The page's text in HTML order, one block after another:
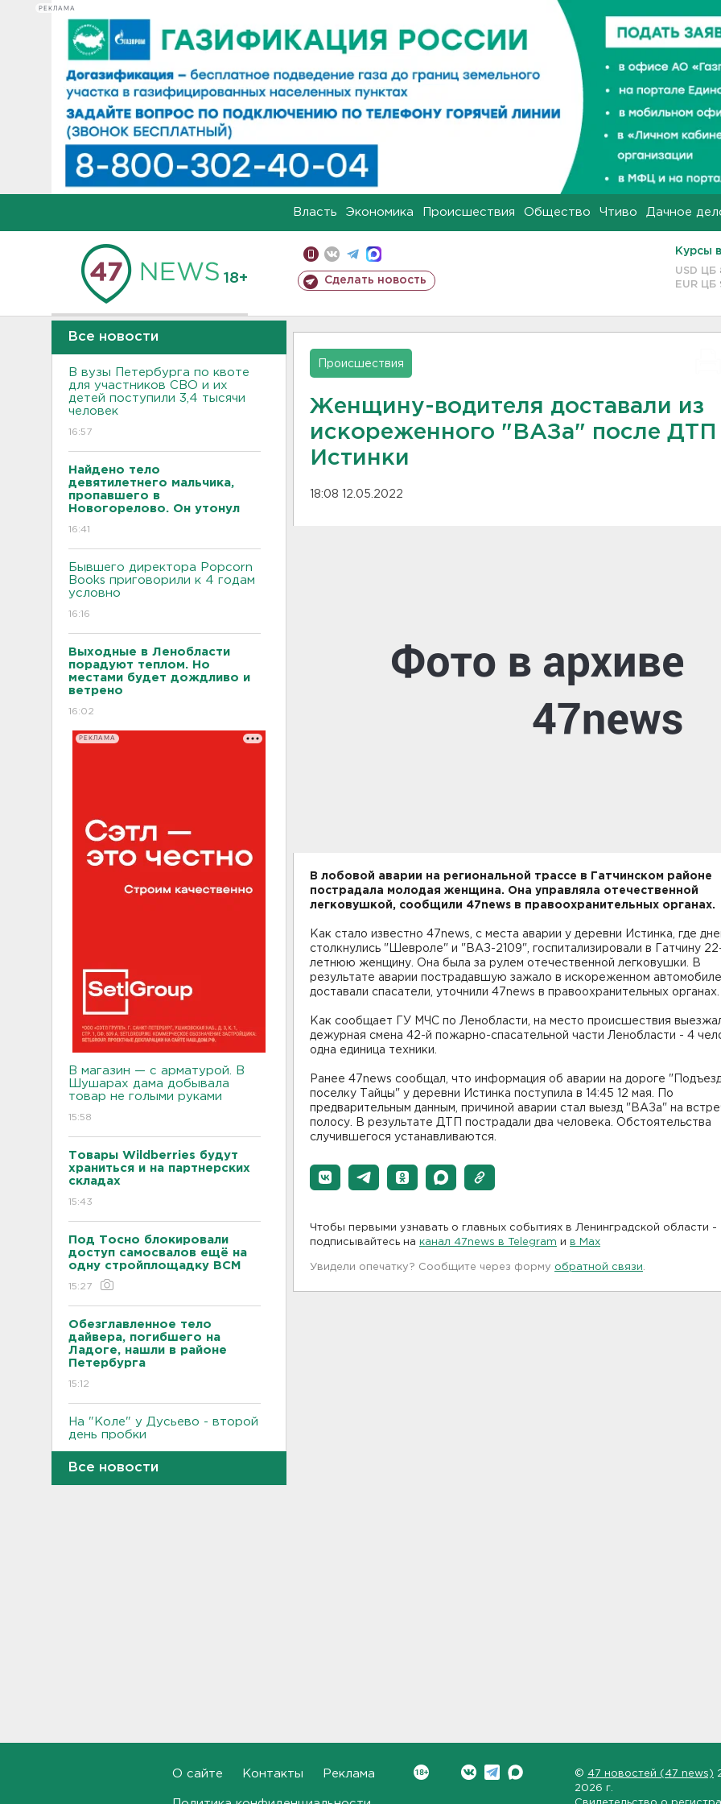
РЕКЛАМА
Власть Экономика Происшествия Общество Чтиво Дачное
18+ Сделать новость
Курсы
USD ЦБ
EUR ЦБ
Все новости
В вузы Петербурга по квоте
для участников СВО и их
детей поступили 3,4 тысячи
человек
16:57
Найдено тело
девятилетнего мальчика,
пропавшего в
Новогорелово. Он утонул
16:41
Бывшего директора Popcorn
Books приговорили к 4 годам
условно
16:16
Выходные в Ленобласти
порадуют теплом. Но
местами будет дождливо и
ветрено
16:02
РЕКЛАМА
В магазин — с арматурой. В
Шушарах дама добывала
товар не голыми руками
15:58
Товары Wildberries будут
храниться и на партнерских
складах
15:43
Под Тосно блокировали
доступ самосвалов ещё на
одну стройплощадку ВСМ
15:27
Обезглавленное тело
дайвера, погибшего на
Ладоге, нашли в районе
Петербурга
15:12
На "Коле" у Дусьево - второй
день пробки
Все новости
Происшествия
Женщину-водителя доставали из
искореженного "ВАЗа" после ДТП
Истинки
18:08 12.05.2022
В лобовой аварии на региональной трассе в Гатчинском районе
пострадала молодая женщина. Она управляла отечественной
легковушкой, сообщили 47news в правоохранительных органах.
Как стало известно 47news, с места аварии у деревни Истинка, где
столкнулись "Шевроле" и "ВАЗ-2109", госпитализировали в Гатчину
летнюю женщину. Она была за рулем отечественной легковушки. В
результате аварии пострадавшую зажало в искореженном
доставали спасатели, уточнили 47news в правоохранительных органах.
Как сообщает ГУ МЧС по Ленобласти, на место происшествия
дежурная смена 42-й пожарно-спасательной части Ленобласти - 4
одна единица техники.
Ранее 47news сообщал, что информация об аварии на дороге
поселку Тайцы" у деревни Истинка поступила в 14:45 12 мая. По
предварительным данным, причиной аварии стал выезд "ВАЗа" на
полосу. В результате ДТП пострадали два человека. Обстоятельства
случившегося устанавливаются.
Чтобы первыми узнавать о главных событиях в Ленинградской области -
подписывайтесь на канал 47news в Telegram и в Maх
Увидели опечатку? Сообщите через форму обратной связи
О сайте Контакты Реклама © 47 новостей (47 news)
2026 г.